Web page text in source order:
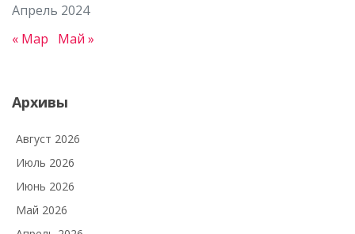
Апрель 2024
« Мар Май »
Архивы
Август 2026
Июль 2026
Июнь 2026
Май 2026